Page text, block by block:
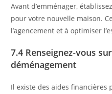
Avant d’emménager,
pour votre nouvelle maison.
l’agencement et à optimiser
7.4 Renseignez-vous
déménagement
Il existe des aides financières